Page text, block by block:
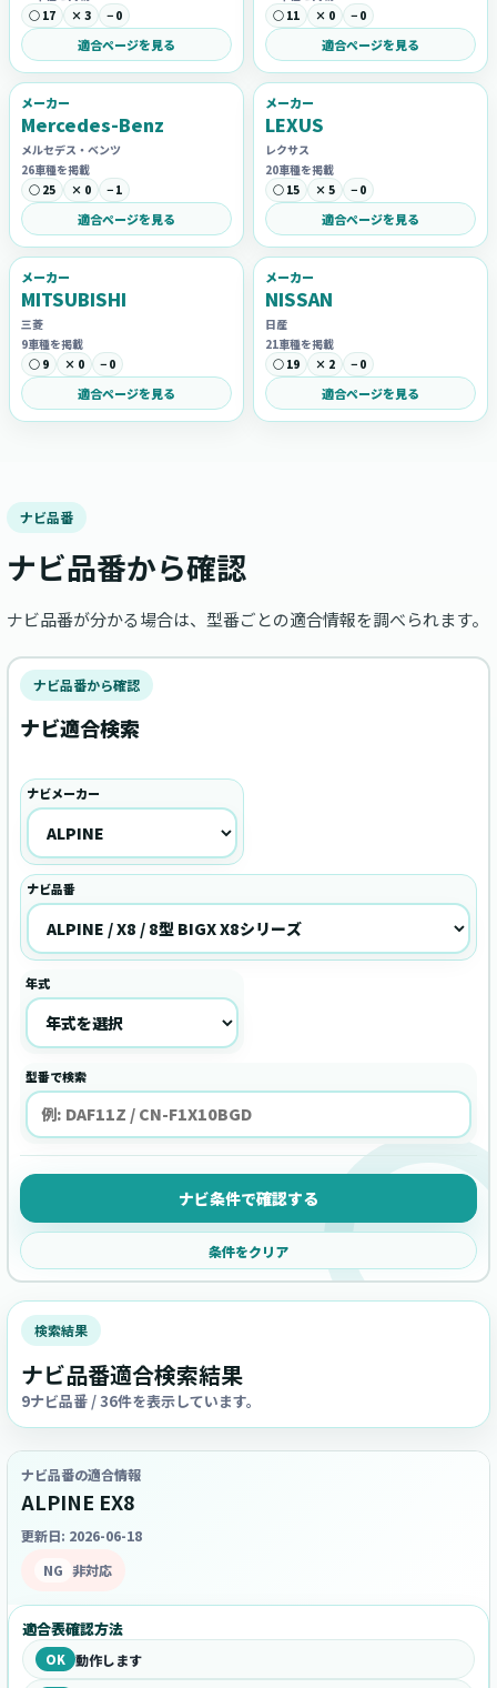
○ 17
× 3 − 0
適合ページを見る
○ 11
× 0 − 0
適合ページを見る
メーカー
Mercedes-Benz
メルセデス・ベンツ
26車種を掲載
○ 25
× 0 − 1
適合ページを見る
メーカー
LEXUS
レクサス
20車種を掲載
○ 15
× 5 − 0
適合ページを見る
メーカー
MITSUBISHI
三菱
9車種を掲載
○ 9
× 0 − 0
適合ページを見る
メーカー
NISSAN
日産
21車種を掲載
○ 19
× 2 − 0
適合ページを見る
ナビ品番
ナビ品番から確認
ナビ品番が分かる場合は、型番ごとの適合情報を調べられます。
ナビ品番から確認
ナビ適合検索
ナビメーカー
ナビ品番
年式
型番で検索
ナビ条件で確認する
条件をクリア
検索結果
ナビ品番適合検索結果
9ナビ品番 / 36件を表示しています。
ナビ品番の適合情報
ALPINE EX8
更新日: 2026-06-18
NG 非対応
適合表確認方法
OK 動作します